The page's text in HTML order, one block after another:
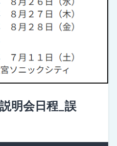
明会日程_誤